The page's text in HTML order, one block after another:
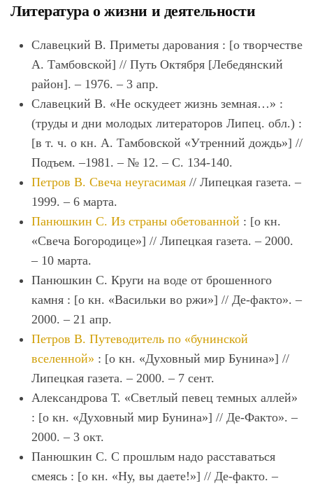
Литература о жизни и деятельности
Славецкий В. Приметы дарования : [о творчестве
А. Тамбовской] // Путь Октября [Лебедянский
район]. – 1976. – 3 апр.
Славецкий В. «Не оскудеет жизнь земная…» :
(труды и дни молодых литераторов Липец. обл.) :
[в т. ч. о кн. А. Тамбовской «Утренний дождь»] //
Подъем. –1981. – № 12. – С. 134-140.
Петров В. Свеча неугасимая // Липецкая газета. –
1999. – 6 марта.
Панюшкин С. Из страны обетованной : [о кн.
«Свеча Богородице»] // Липецкая газета. – 2000.
– 10 марта.
Панюшкин С. Круги на воде от брошенного
камня : [о кн. «Васильки во ржи»] // Де-факто». –
2000. – 21 апр.
Петров В. Путеводитель по «бунинской
вселенной» : [о кн. «Духовный мир Бунина»] //
Липецкая газета. – 2000. – 7 сент.
Александрова Т. «Светлый певец темных аллей»
: [о кн. «Духовный мир Бунина»] // Де-Факто». –
2000. – 3 окт.
Панюшкин С. С прошлым надо расставаться
смеясь : [о кн. «Ну, вы даете!»] // Де-факто. –